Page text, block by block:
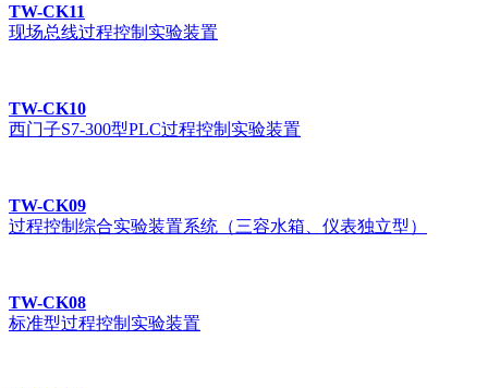
TW-CK11
现场总线过程控制实验装置
TW-CK10
西门子S7-300型PLC过程控制实验装置
TW-CK09
过程控制综合实验装置系统（三容水箱、仪表独立型）
TW-CK08
标准型过程控制实验装置